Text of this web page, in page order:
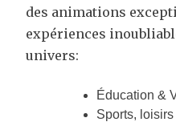
des animations
expériences
univers:
Éducation &
Sports,